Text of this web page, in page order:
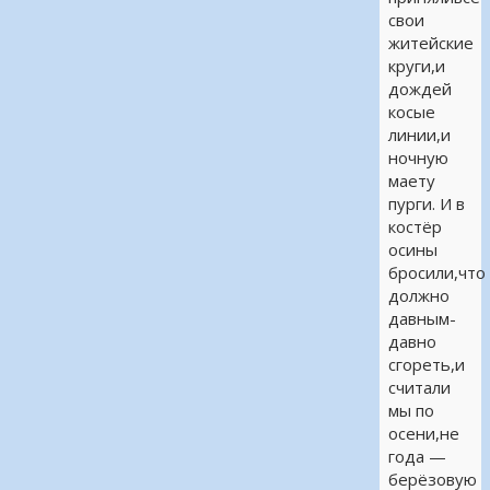
свои
житейские
круги,и
дождей
косые
линии,и
ночную
маету
пурги. И в
костёр
осины
бросили,что
должно
давным-
давно
сгореть,и
считали
мы по
осени,не
года —
берёзовую